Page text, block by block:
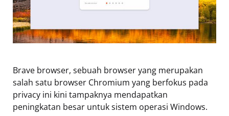
Brave browser, sebuah browser yang merupakan
salah satu browser Chromium yang berfokus pada
privacy ini kini tampaknya mendapatkan
peningkatan besar untuk sistem operasi Windows.